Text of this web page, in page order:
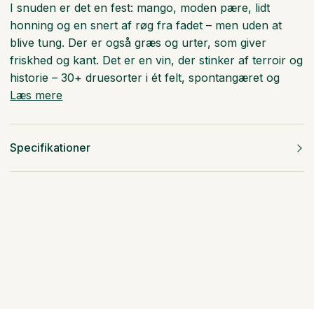
I snuden er det en fest: mango, moden pære, lidt
honning og en snert af røg fra fadet – men uden at
blive tung. Der er også græs og urter, som giver
friskhed og kant. Det er en vin, der stinker af terroir og
historie – 30+ druesorter i ét felt, spontangæret og
Læs mere
Specifikationer